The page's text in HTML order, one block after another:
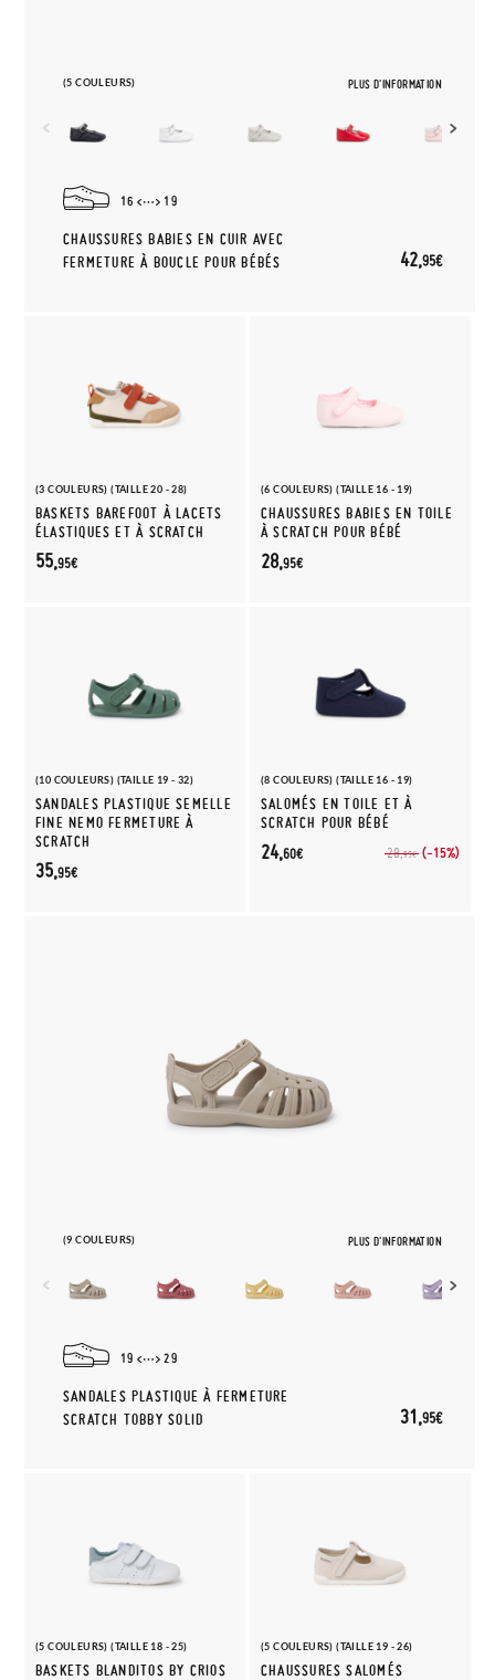
(5 COULEURS) PLUS D'INFORMATION
16 19
CHAUSSURES BABIES EN CUIR AVEC
FERMETURE À BOUCLE POUR BÉBÉS
42,95€
(3 COULEURS) (TAILLE 20 - 28)
BASKETS BAREFOOT À LACETS
ÉLASTIQUES ET À SCRATCH
55,95€
(6 COULEURS) (TAILLE 16 - 19)
CHAUSSURES BABIES EN TOILE
À SCRATCH POUR BÉBÉ
28,95€
(10 COULEURS) (TAILLE 19 - 32)
SANDALES PLASTIQUE SEMELLE
FINE NEMO FERMETURE À
SCRATCH
35,95€
(8 COULEURS) (TAILLE 16 - 19)
SALOMÉS EN TOILE ET À
SCRATCH POUR BÉBÉ
28,95€ (-15%)
24,60€
(9 COULEURS) PLUS D'INFORMATION
19 29
SANDALES PLASTIQUE À FERMETURE
SCRATCH TOBBY SOLID
31,95€
(5 COULEURS) (TAILLE 18 - 25)
BASKETS BLANDITOS BY CRIOS
(5 COULEURS) (TAILLE 19 - 26)
CHAUSSURES SALOMÉS